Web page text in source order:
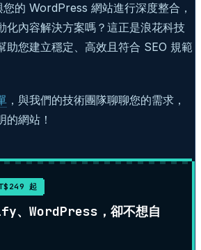
的 WordPress 網站進行深度整合，
化內容解決方案嗎？這正是浪花科技
助您建立穩定、高效且符合 SEO 規範
，與我們的技術團隊聊聊您的需求，
的網站！
起
、WordPress，卻不想自